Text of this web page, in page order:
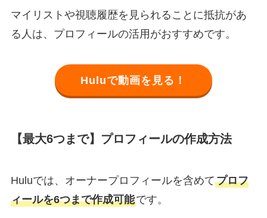
マイリストや視聴履歴を見られることに抵抗があ
る人は、プロフィールの活用がおすすめです。
Huluで動画を見る！
【最大6つまで】プロフィールの作成方法
Huluでは、オーナープロフィールを含めてプロフ
ィールを6つまで作成可能です。